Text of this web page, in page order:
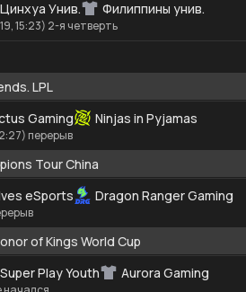
Цинхуа Унив. Филиппины унив.
15:23) 2-я четверть
LPL
Gaming
Ninjas in Pyjamas
перерыв
Tour China
eSports
Dragon Ranger Gaming
of Kings World Cup
Play Youth
Aurora Gaming